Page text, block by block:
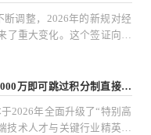
调整，2026年的新规对经
了重大变化。这个签证向海
拓展业务以及获取长期居留
请人、家族随迁以及投资
万即可跳过积分制直接获
2026年全面升级了“特别高
技术人才与关键行业精英。